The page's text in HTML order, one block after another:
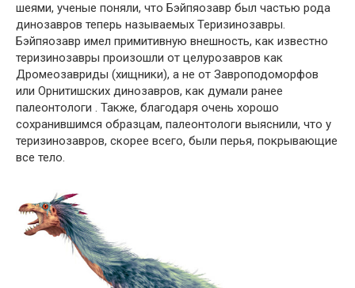
шеями, ученые поняли, что Бэйпяозавр был частью рода
динозавров теперь называемых Теризинозавры.
Бэйпяозавр имел примитивную внешность, как известно
теризинозавры произошли от целурозавров как
Дромеозавриды (хищники), а не от Завроподоморфов
или Орнитишских динозавров, как думали ранее
палеонтологи . Также, благодаря очень хорошо
сохранившимся образцам, палеонтологи выяснили, что у
теризинозавров, скорее всего, были перья, покрывающие
все тело.